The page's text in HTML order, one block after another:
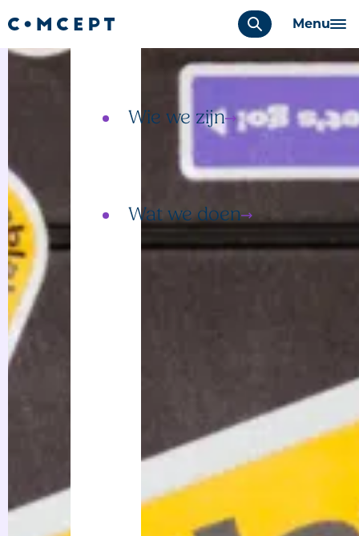
Menu
Wie we zijn
Ons team
Wat we doen
Gedragsverandering
Omgevingscommunicatie
Detachering